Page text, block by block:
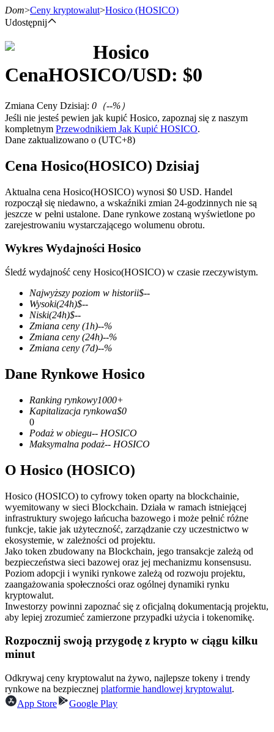
Kontrakty futures wykorzystujące USDT jako zabezpieczenie
Kontrakty terminowe COIN-M
Kontrakty terminowe na kryptowaluty
TradFi
Instrumenty pochodne na akcje, forex, metale szlachetne i
towary
Kontrakty terminowe na USDC
Kontrakty futures wykorzystujące USDC jako zabezpieczenie
Kopiowanie Transakcji
Dom>Ceny kryptowalut>Hosico (HOSICO)
Udostępnij
Hosico
CenaHOSICO/USD: $0
Zmiana Ceny Dzisiaj: 0 （--%）
Jeśli nie jesteś pewien jak kupić Hosico, zapoznaj się z naszym
kompletnym Przewodnikiem Jak Kupić HOSICO.
Dane zaktualizowano o (UTC+8)
Cena Hosico(HOSICO) Dzisiaj
Aktualna cena Hosico(HOSICO) wynosi $0 USD. Handel
rozpoczął się niedawno, a wskaźniki zmian 24-godzinnych nie są
jeszcze w pełni ustalone. Dane rynkowe zostaną wyświetlone po
zarejestrowaniu wystarczającego wolumenu obrotu.
Wykres Wydajności Hosico
Śledź wydajność ceny Hosico(HOSICO) w czasie rzeczywistym.
Najwyższy poziom w historii$--
Wysoki(24h)$--
Niski(24h)$--
Zmiana ceny (1h)--%
Zmiana ceny (24h)--%
Zmiana ceny (7d)--%
Dane Rynkowe Hosico
Ranking rynkowy1000+
Kapitalizacja rynkowa$0
0
Podaż w obiegu-- HOSICO
Maksymalna podaż-- HOSICO
O Hosico (HOSICO)
Hosico (HOSICO) to cyfrowy token oparty na blockchainie,
wyemitowany w sieci Blockchain. Działa w ramach istniejącej
infrastruktury swojego łańcucha bazowego i może pełnić różne
funkcje, takie jak użyteczność, zarządzanie czy uczestnictwo w
ekosystemie, w zależności od projektu.
Jako token zbudowany na Blockchain, jego transakcje zależą od
bezpieczeństwa sieci bazowej oraz jej mechanizmu konsensusu.
Poziom adopcji i wyniki rynkowe zależą od rozwoju projektu,
zaangażowania społeczności oraz ogólnej dynamiki rynku
kryptowalut.
Inwestorzy powinni zapoznać się z oficjalną dokumentacją projektu,
aby lepiej zrozumieć zamierzone przypadki użycia i tokenomikę.
Rozpocznij swoją przygodę z krypto w ciągu kilku
minut
Odkrywaj ceny kryptowalut na żywo, najlepsze tokeny i trendy
rynkowe na bezpiecznej platformie handlowej kryptowalut.
App Store
Google Play